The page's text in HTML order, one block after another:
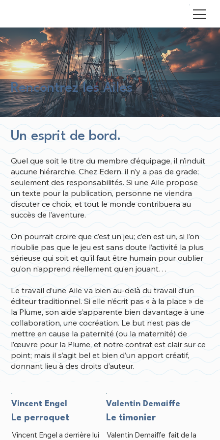
Rencontrez les Ailes
Un esprit de bord.
Quel que soit le titre du membre d’équipage, il n’induit
aucune hiérarchie. Chez Edern, il n’y a pas de grade;
seulement des responsabilités. Si une Aile propose
un texte pour la publication, personne ne viendra
discuter ce choix, et tout le monde contribuera au
succès de l’aventure.
On pourrait croire que c’est un jeu; c’en est un, si l’on
n’oublie pas que le jeu est sans doute l’activité la plus
sérieuse qui soit et qu’il faut être humain pour oublier
qu’on n’apprend réellement qu’en jouant…
Le travail d’une Aile va bien au-delà du travail d’un
éditeur traditionnel. Si elle n’écrit pas « à la place » de
la Plume, son aide s’apparente bien davantage à une
collaboration, une cocréation. Le but n’est pas de
mettre en cause la paternité (ou la maternité) de
l’œuvre pour la Plume, et notre contrat est clair sur ce
point; mais il s’agit bel et bien d’un apport créatif,
donnant lieu à des droits d’auteur.
Vincent Engel
Le perroquet
Vincent Engel a derrière lui
Valentin Demaiffe
Le timonier
Valentin Demaiffe fait de la